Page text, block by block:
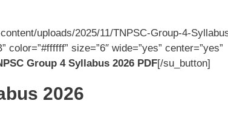
uploads/2025/11/TNPSC-Group-4-
color=”#ffffff” size=”6″ wide=”yes” center=”yes”
Group 4 Syllabus 2026 PDF[/su_button]
2026